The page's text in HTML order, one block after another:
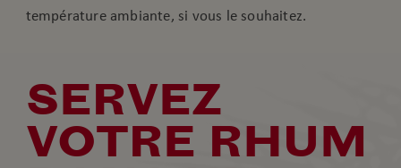
température ambiante, si vous le souhaitez.
SERVEZ
VOTRE RHUM